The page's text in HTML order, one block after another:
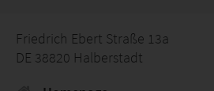
Friedrich Ebert Straße 13a
DE 38820 Halberstadt